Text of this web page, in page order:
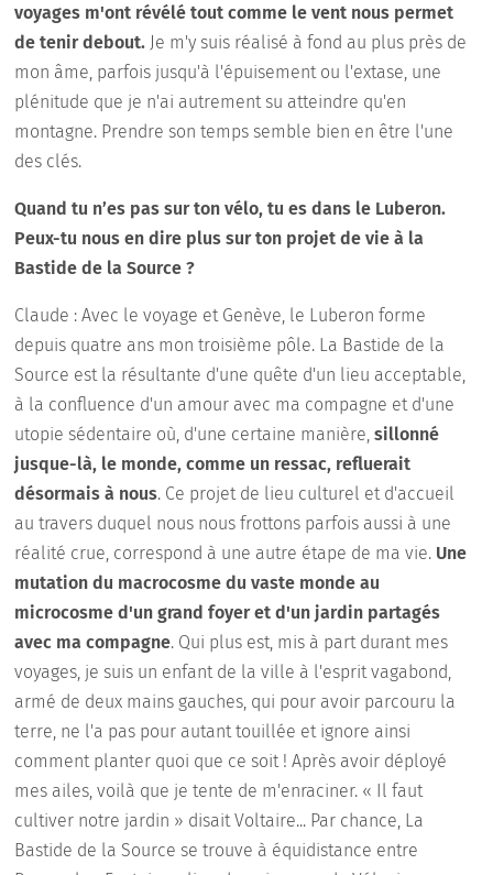
voyages m'ont révélé tout comme le vent nous permet
de tenir debout. Je m'y suis réalisé à fond au plus près de
mon âme, parfois jusqu'à l'épuisement ou l'extase, une
plénitude que je n'ai autrement su atteindre qu'en
montagne. Prendre son temps semble bien en être l'une
des clés.
Quand tu n’es pas sur ton vélo, tu es dans le Luberon.
Peux-tu nous en dire plus sur ton projet de vie à la
Bastide de la Source ?
Claude : Avec le voyage et Genève, le Luberon forme
depuis quatre ans mon troisième pôle. La Bastide de la
Source est la résultante d'une quête d'un lieu acceptable,
à la confluence d'un amour avec ma compagne et d'une
utopie sédentaire où, d'une certaine manière,sillonné
jusque-là, le monde, comme un ressac, refluerait
désormais à nous. Ce projet de lieu culturel et d'accueil
au travers duquel nous nous frottons parfois aussi à une
réalité crue, correspond à une autre étape de ma vie. Une
mutation du macrocosme du vaste monde au
microcosme d'un grand foyer et d'un jardin partagés
avec ma compagne. Qui plus est, mis à part durant mes
voyages, je suis un enfant de la ville à l'esprit vagabond,
armé de deux mains gauches, qui pour avoir parcouru la
terre, ne l'a pas pour autant touillée et ignore ainsi
comment planter quoi que ce soit ! Après avoir déployé
mes ailes, voilà que je tente de m'enraciner. « Il faut
cultiver notre jardin » disait Voltaire... Par chance, La
Bastide de la Source se trouve à équidistance entre